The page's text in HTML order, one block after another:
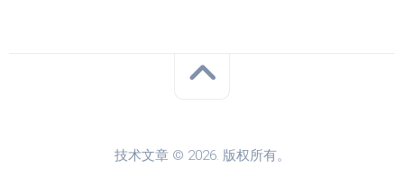
技术文章 © 2026. 版权所有。